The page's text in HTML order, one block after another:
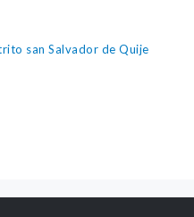
san Salvador de Quije